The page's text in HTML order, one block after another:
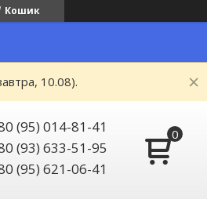
Кошик
10.08).
(95) 014-81-41
(93) 633-51-95
(95) 621-06-41